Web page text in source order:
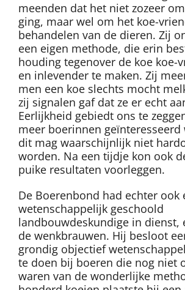
meenden dat het niet zozeer
ging, maar wel om het koe-
behandelen van de dieren. Zij
een eigen methode, die erin
houding tegenover de koe koe-
en inlevender te maken. Zij
men een koe slechts mocht
zij signalen gaf dat ze er echt
Eerlijkheid gebiedt ons te
meer boerinnen geïnteresseerd
dit mag waarschijnlijk niet
worden. Na een tijdje kon ook
puike resultaten voorleggen.
De Boerenbond had echter ook
wetenschappelijk geschoold
landbouwdeskundige in dienst,
de wenkbrauwen. Hij besloot
grondig objectief
te doen bij boeren die nog niet
waren van de wonderlijke